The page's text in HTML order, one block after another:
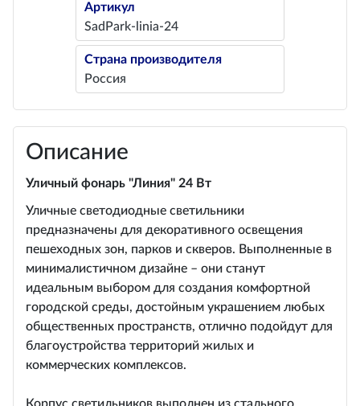
Артикул
SadPark-linia-24
Страна производителя
Россия
Описание
Уличный фонарь "Линия" 24 Вт
Уличные светодиодные светильники
предназначены для декоративного освещения
пешеходных зон, парков и скверов. Выполненные в
минималистичном дизайне – они станут
идеальным выбором для создания комфортной
городской среды, достойным украшением любых
общественных пространств, отлично подойдут для
благоустройства территорий жилых и
коммерческих комплексов.